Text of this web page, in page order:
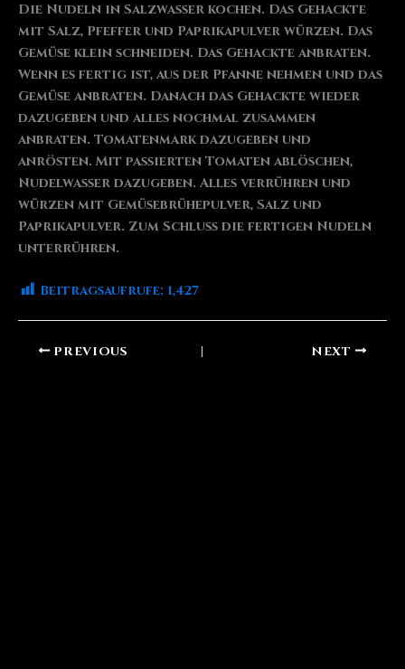
Die Nudeln in Salzwasser kochen. Das Gehackte
mit Salz, Pfeffer und Paprikapulver würzen. Das
Gemüse klein schneiden. Das Gehackte anbraten.
Wenn es fertig ist, aus der Pfanne nehmen und das
Gemüse anbraten. Danach das Gehackte wieder
dazugeben und alles nochmal zusammen
anbraten. Tomatenmark dazugeben und
anrösten. Mit passierten Tomaten ablöschen,
Nudelwasser dazugeben. Alles verrühren und
würzen mit Gemüsebrühepulver, Salz und
Paprikapulver. Zum Schluss die fertigen Nudeln
unterrühren.
Beitragsaufrufe: 1,427
PREVIOUS NEXT